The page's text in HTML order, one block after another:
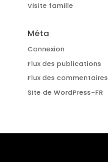
Visite famille
Méta
Connexion
Flux des publications
Flux des commentaires
Site de WordPress-FR